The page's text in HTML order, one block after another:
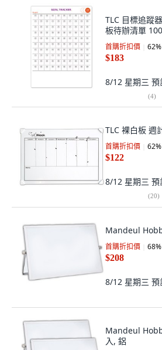
TLC 目標追蹤
板待辦清單
首購折扣價 62%
$183
8/12 星期三 預
(4)
TLC 裸白板 週
首購折扣價 62%
$122
8/12 星期三 預
(20)
Mandeul
首購折扣價 68%
$208
8/12 星期三 預
Mandeul
入, 鋁